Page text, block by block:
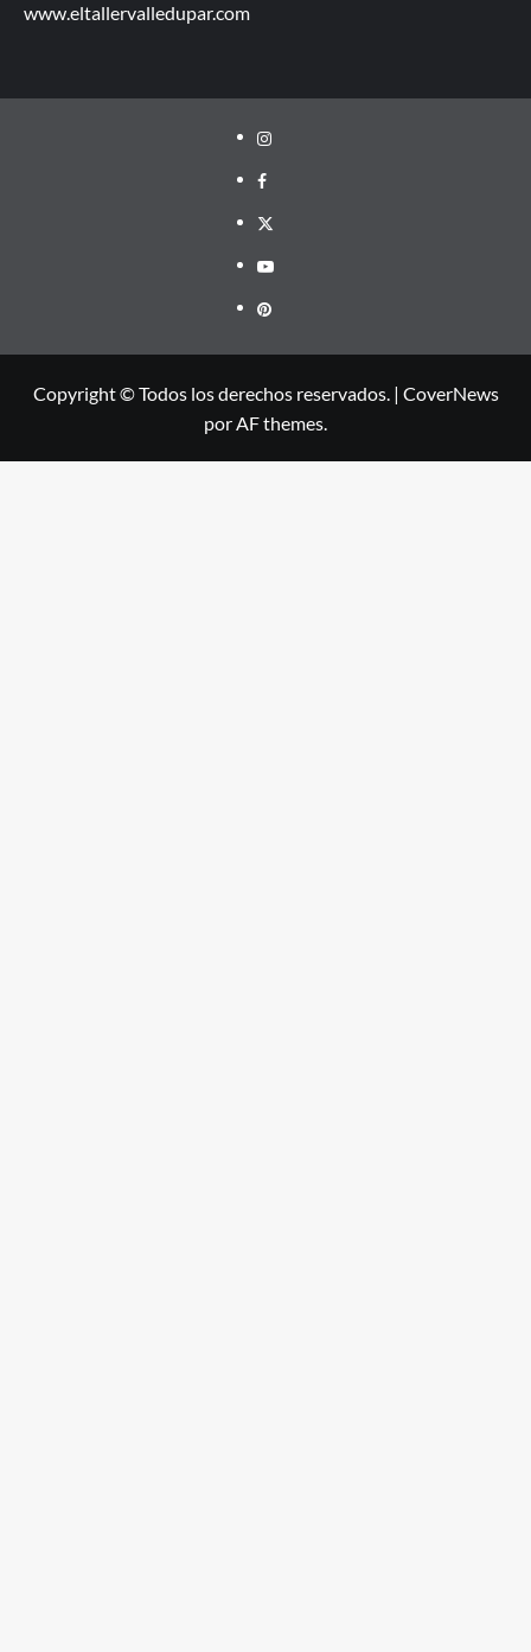
www.eltallervalledupar.com
Instagram
facebook
twitter
youtube
pinterest
Copyright © Todos los derechos reservados. | CoverNews
por AF themes.